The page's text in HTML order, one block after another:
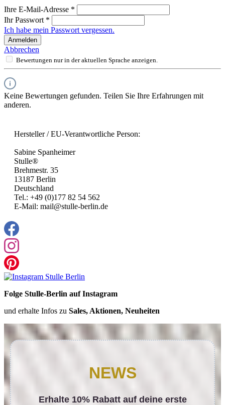
Ihre E-Mail-Adresse *
Ihr Passwort *
Ich habe mein Passwort vergessen.
Anmelden
Abbrechen
Bewertungen nur in der aktuellen Sprache anzeigen.
Keine Bewertungen gefunden. Teilen Sie Ihre Erfahrungen mit
anderen.
Hersteller / EU-Verantwortliche Person:
Sabine Spanheimer
Stulle®
Brehmestr. 35
13187 Berlin
Deutschland
Tel.: +49 (0)177 82 54 562
E-Mail: mail@stulle-berlin.de
Folge Stulle-Berlin auf Instagram
und erhalte Infos zu Sales, Aktionen, Neuheiten
NEWS
Erhalte 10% Rabatt auf deine erste